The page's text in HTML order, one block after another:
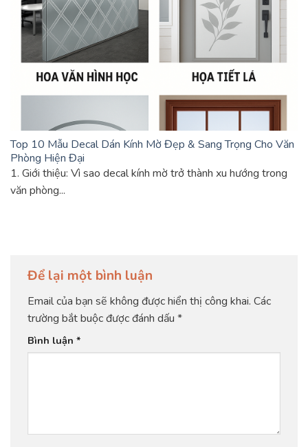
Top 10 Mẫu Decal Dán Kính Mờ Đẹp & Sang Trọng Cho Văn
Phòng Hiện Đại
1. Giới thiệu: Vì sao decal kính mờ trở thành xu hướng trong
văn phòng...
Để lại một bình luận
Email của bạn sẽ không được hiển thị công khai. Các
trường bắt buộc được đánh dấu *
Bình luận *